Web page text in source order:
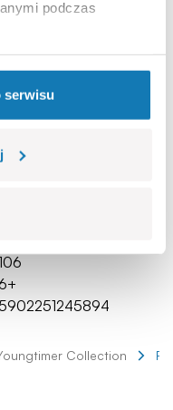
podczas
serwisu
x 14 x 5 cm
cm / 1.8″
Collection